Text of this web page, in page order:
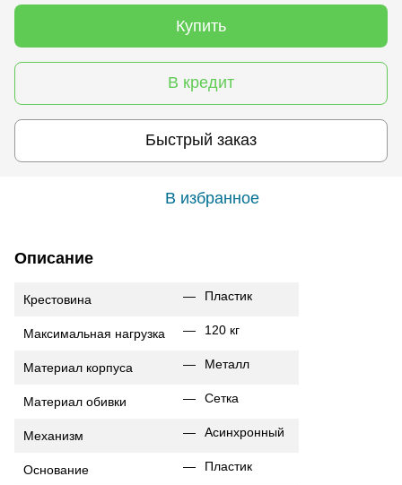
Купить
В кредит
Быстрый заказ
В избранное
Описание
Крестовина Пластик
Максимальная нагрузка 120 кг
Материал корпуса Металл
Материал обивки Сетка
Механизм Асинхронный
Основание Пластик